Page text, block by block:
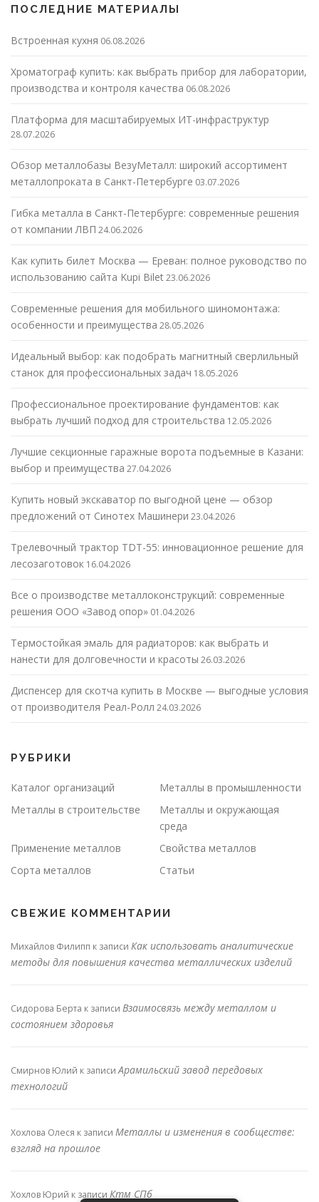
ПОСЛЕДНИЕ МАТЕРИАЛЫ
Встроенная кухня 06.08.2026
Хроматограф купить: как выбрать прибор для лаборатории,
производства и контроля качества 06.08.2026
Платформа для масштабируемых ИТ-инфраструктур
28.07.2026
Обзор металлобазы ВезуМеталл: широкий ассортимент
металлопроката в Санкт-Петербурге 03.07.2026
Гибка металла в Санкт-Петербурге: современные решения
от компании ЛВП 24.06.2026
Как купить билет Москва — Ереван: полное руководство по
использованию сайта Kupi Bilet23.06.2026
Современные решения для мобильного шиномонтажа:
особенности и преимущества 28.05.2026
Идеальный выбор: как подобрать магнитный сверлильный
станок для профессиональных задач 18.05.2026
Профессиональное проектирование фундаментов: как
выбрать лучший подход для строительства 12.05.2026
Лучшие секционные гаражные ворота подъемные в Казани:
выбор и преимущества 27.04.2026
Купить новый экскаватор по выгодной цене — обзор
предложений от Синотех Машинери 23.04.2026
Трелевочный трактор TDT-55: инновационное решение для
лесозаготовок 16.04.2026
Все о производстве металлоконструкций: современные
решения ООО «Завод опор» 01.04.2026
Термостойкая эмаль для радиаторов: как выбрать и
нанести для долговечности и красоты 26.03.2026
Диспенсер для скотча купить в Москве — выгодные условия
от производителя Реал-Ролл 24.03.2026
РУБРИКИ
Каталог организаций
Металлы в промышленности
Металлы в строительстве
Металлы и окружающая
среда
Применение металлов
Свойства металлов
Сорта металлов
Статьи
СВЕЖИЕ КОММЕНТАРИИ
Михайлов Филипп к записи Как использовать аналитические
методы для повышения качества металлических изделий
Сидорова Берта к записи Взаимосвязь между металлом и
состоянием здоровья
Смирнов Юлий к записиАрамильский завод передовых
технологий
Хохлова Олеся к записи Металлы и изменения в сообществе:
взгляд на прошлое
Хохлов Юрий к записи Ктм СПб